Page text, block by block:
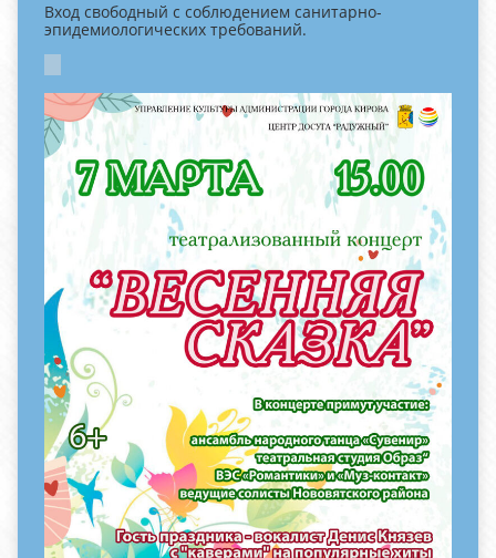
Вход свободный с соблюдением санитарно-
эпидемиологических требований.